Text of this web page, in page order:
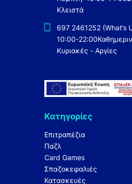
Κλειστά
697 2461252 (What’s
10:00-22:00
Κυριακές - Αργίες
Κατηγορίες
Επιτραπέζια
Παζλ
Card Games
Σπαζοκεφαλιές
Κατασκευές